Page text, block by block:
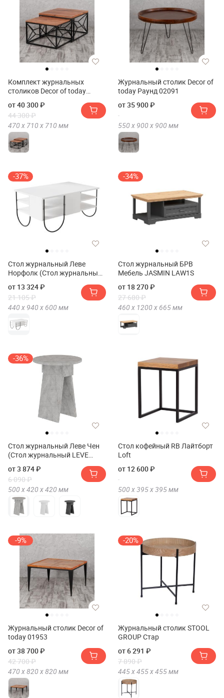
Комплект журнальных
столиков Decor of today
от 40 300 ₽
44 300 ₽
470 х 710 х 710 мм
Журнальный столик Decor of
today Раунд 02091
от 35 900 ₽
550 х 900 х 900 мм
-37%
Стол журнальный Леве
Норфолк (Стол журнальный
TABLE)
от 13 324 ₽
21 105 ₽
440 х 940 х 600 мм
-34%
Стол журнальный БРВ
Мебель JASMIN LAW1S
от 18 270 ₽
27 680 ₽
460 х 1200 х 665мм
-36%
Стол журнальный Леве Чен
(Стол журнальный LEVE
от 3 874 ₽
6 090 ₽
500 х420 х420 мм
Стол кофейный RB Лайтборт
Loft
от 12 600 ₽
500 х395 х395мм
-9%
Журнальный столик Decor of
today 01953
от 38 700 ₽
42 700 ₽
470 х820 х820 мм
-20%
Журнальный столик STOOL
GROUP Стар
от 6 291 ₽
7 890 ₽
445 х455 х455мм